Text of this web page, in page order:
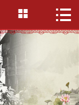
首页
于我们
品展示
盟优势
 